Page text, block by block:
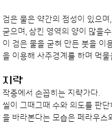
검은 물은 약간의 점성이 있으
굳으며, 삼킨 영역의 양이 많을
이 검은 물을 굳혀 만든 붓을 이
을 이용해 사주경계를 하며 먹물
지략
작중에서 손꼽히는 지략가다.
씰이 그때그때 수와 의도를 판
을 바라본다는 모습은 페라우스